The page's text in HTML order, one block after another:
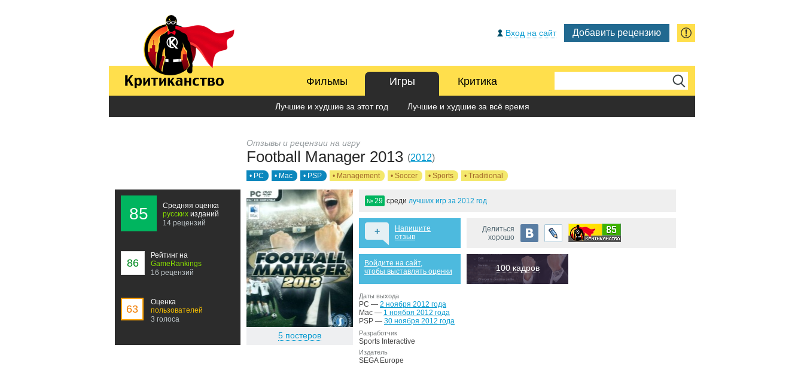
Вход на сайт Добавить рецензию
Фильмы Игры
Лучшие и худшие за этот год Лучшие и худшие за всё время
Критика
Отзывы и рецензии на игру
Football Manager 2013 (2012)
• PC • Mac • PSP • Management • Soccer • Sports • Traditional
85
Средняя оценка
русских изданий
14 рецензий
86
Рейтинг на
GameRankings
16 рецензий
63
Оценка
пользователей
3 голоса
5 постеров
№29 среди лучших игр за 2012 год
+
Напишите
отзыв
Делиться
хорошо
Войдите на сайт,
чтобы выставлять оценки
100 кадров
Даты выхода
PC — 2 ноября 2012 года
Mac — 1 ноября 2012 года
PSP — 30 ноября 2012 года
Разработчик
Sports Interactive
Издатель
SEGA Europe